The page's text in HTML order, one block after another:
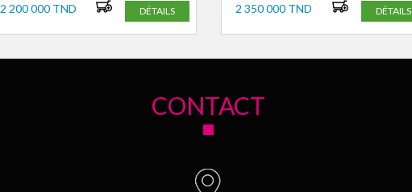
2 200 000 TND DÉTAILS 2 350 000 TND DÉTAILS
CONTACT